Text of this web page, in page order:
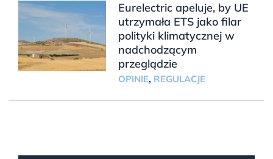
Eurelectric apeluje, by UE
utrzymała ETS jako filar
polityki klimatycznej w
nadchodzącym
przeglądzie
OPINIE, REGULACJE